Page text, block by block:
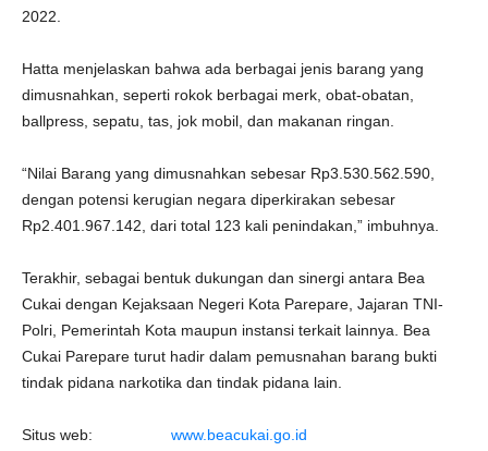
2022.
Hatta menjelaskan bahwa ada berbagai jenis barang yang
dimusnahkan, seperti rokok berbagai merk, obat-obatan,
ballpress, sepatu, tas, jok mobil, dan makanan ringan.
“Nilai Barang yang dimusnahkan sebesar Rp3.530.562.590,
dengan potensi kerugian negara diperkirakan sebesar
Rp2.401.967.142, dari total 123 kali penindakan,” imbuhnya.
Terakhir, sebagai bentuk dukungan dan sinergi antara Bea
Cukai dengan Kejaksaan Negeri Kota Parepare, Jajaran TNI-
Polri, Pemerintah Kota maupun instansi terkait lainnya. Bea
Cukai Parepare turut hadir dalam pemusnahan barang bukti
tindak pidana narkotika dan tindak pidana lain.
Situs web: www.beacukai.go.id